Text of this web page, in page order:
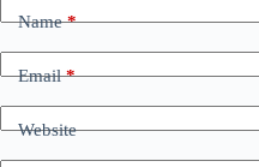
Name*
Email*
Website